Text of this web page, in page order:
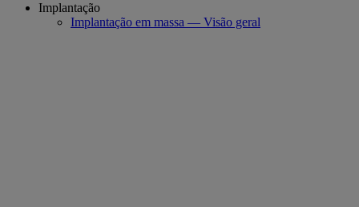
Implantação
Implantação em massa — Visão geral